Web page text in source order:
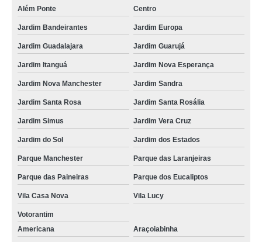
Além Ponte Centro
Jardim Bandeirantes Jardim Europa
Jardim Guadalajara Jardim Guarujá
Jardim Itanguá Jardim Nova Esperança
Jardim Nova Manchester Jardim Sandra
Jardim Santa Rosa Jardim Santa Rosália
Jardim Simus Jardim Vera Cruz
Jardim do Sol Jardim dos Estados
Parque Manchester Parque das Laranjeiras
Parque das Paineiras Parque dos Eucaliptos
Vila Casa Nova Vila Lucy
Votorantim
Americana
Araçoiabinha